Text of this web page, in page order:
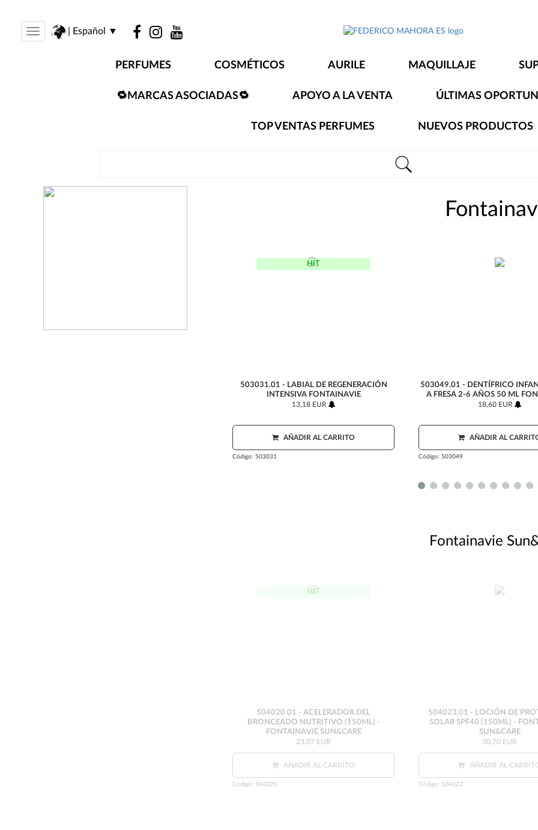
Toggle
navigation
| Español ▼
ES
PERFUMES COSMÉTICOS AURILE MAQUILLAJE
🔁MARCAS ASOCIADAS🔁 APOYO A LA VENTA ÚLTIMAS
TOP VENTAS PERFUMES NUEVOS PRODUCTOS
HIT
503031.01 - LABIAL DE REGENERACIÓN
INTENSIVA FONTAINAVIE
13,18 EUR
AÑADIR AL CARRITO
Código: 503031
503049.01 - DENTÍFRICO
A FRESA 2-6 AÑOS 50 ML
18,60 EUR
AÑADIR AL
Código: 503049
Fontainavie
HIT
504020.01 - ACELERADOR DEL
BRONCEADO NUTRITIVO (150ML) -
FONTAINAVIE SUN&CARE
23,07 EUR
AÑADIR AL CARRITO
Código: 504020
504023.01 - LOCIÓN DE
SOLAR SPF40 (150ML) -
SUN&CARE
30,70 EUR
AÑADIR AL
Código: 504023